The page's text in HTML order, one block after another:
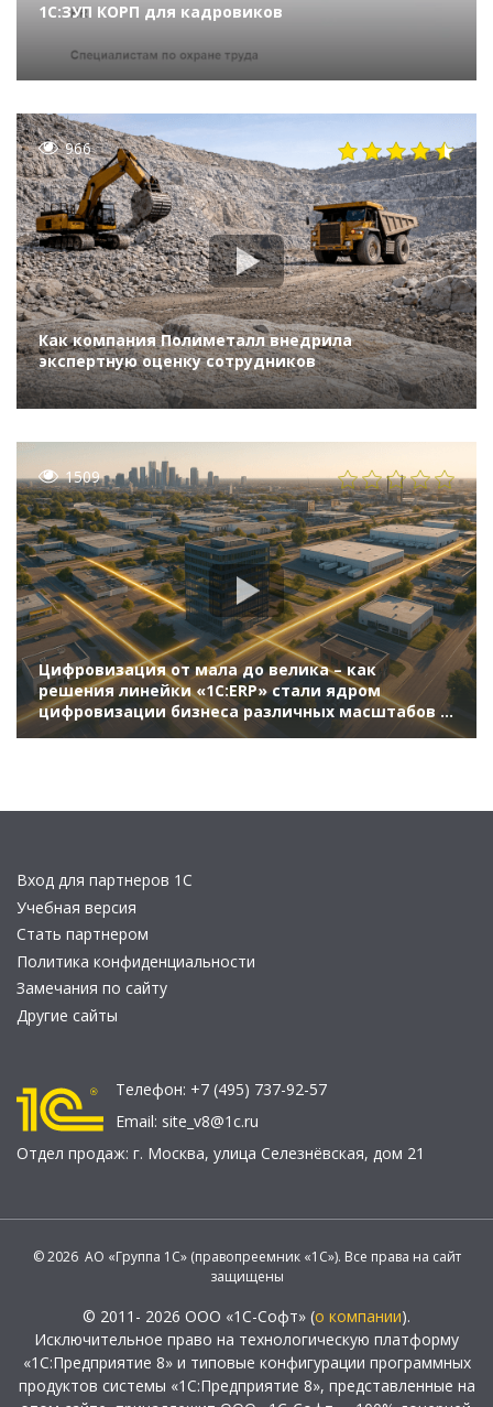
1С:ЗУП КОРП для кадровиков
966
Как компания Полиметалл внедрила
экспертную оценку сотрудников
1509
Цифровизация от мала до велика – как
решения линейки «1С:ERP» стали ядром
цифровизации бизнеса различных масштабов и
повысили его эффективность (Бизнес-форум
Вход для партнеров 1С
Учебная версия
Стать партнером
Политика конфиденциальности
Замечания по сайту
Другие сайты
Телефон: +7 (495) 737-92-57
Email: site_v8@1c.ru
Отдел продаж: г. Москва, улица Селезнёвская, дом 21
© 2026 АО «Группа 1С» (правопреемник «1С»). Все права на сайт
защищены
© 2011- 2026 ООО «1С-Софт» (о компании).
Исключительное право на технологическую платформу
«1С:Предприятие 8» и типовые конфигурации программных
продуктов системы «1С:Предприятие 8», представленные на